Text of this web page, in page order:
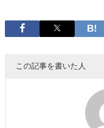
この記事を書いた人